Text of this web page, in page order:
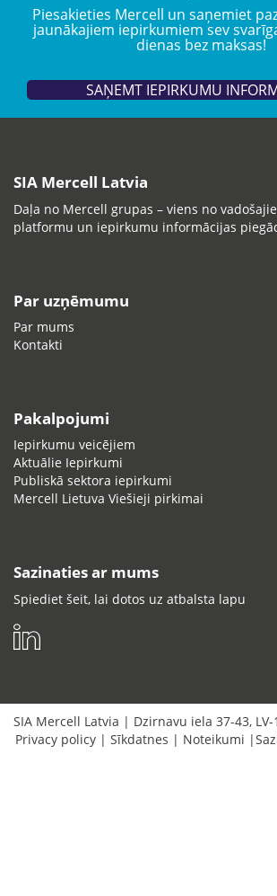
Piesakieties Mercell un saņemiet
jaunākajiem iepirkumiem sev
dienas bez maksas!
SAŅEMT IEPIRKUMU
SIA Mercell Latvia
Daļa no Mercell grupas – viens no
platformu un iepirkumu informācijas
Par uzņēmumu
Par mums
Kontakti
Pakalpojumi
Iepirkumu veicējiem
Aktuālie Iepirkumi
Publiskā sektora iepirkumi
Mercell Lietuva Viešieji pirkimai
Sazinaties ar mums
Spiediet šeit, lai dotos uz atbalsta lapu
SIA Mercell Latvia | Dzirnavu iela 37-43,
Privacy policy | Sīkdatnes | Noteikumi |